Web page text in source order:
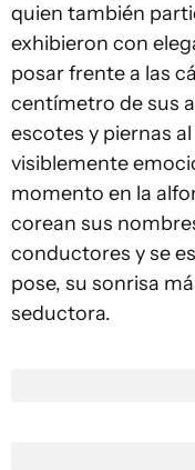
quien también
exhibieron con
posar frente a las
centímetro de sus
escotes y piernas
visiblemente
momento en la
corean sus
conductores y se
pose, su sonrisa
seductora.